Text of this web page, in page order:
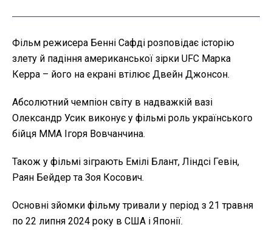
Фільм режисера Бенні Сафді розповідає історію
злету й падіння американської зірки UFC Марка
Керра – його на екрані втілює Двейн Джонсон.
Абсолютний чемпіон світу в надважкій вазі
Олександр Усик виконує у фільмі роль українського
бійця ММА Ігоря Вовчанчина.
Також у фільмі зіграють Емілі Блант, Ліндсі Гевін,
Раян Бейдер та Зоя Косович.
Основні зйомки фільму тривали у період з 21 травня
по 22 липня 2024 року в США і Японії.